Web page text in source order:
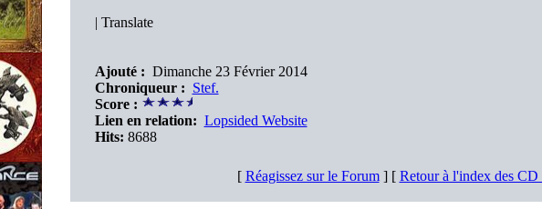
| Translate
Ajouté : Dimanche 23 Février 2014
Chroniqueur : Stef.
Score :
Lien en relation: Lopsided Website
Hits: 8688
[ Réagissez sur le Forum] [ Retour à l'index des CD